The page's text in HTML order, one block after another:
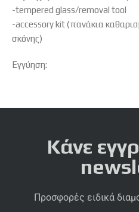
-tempered glass/removal tool
-accessory kit (πανάκια
σκόνης)
Εγγύηση:
Κάνε
Προσφορές ειδικά